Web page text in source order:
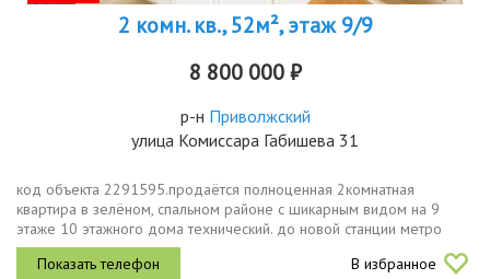
2 комн. кв., 52м², этаж 9/9
8 800 000 ₽
р-н Приволжский
улица Комиссара Габишева 31
код объекта 2291595.продаётся полноценная 2комнатная
квартира в зелёном, спальном районе с шикарным видом на 9
этаже 10 этажного дома технический. до новой станции метро
около 10 минут пешком.удобная планировка две изолированные
комнаты, раздельный...
В избранное